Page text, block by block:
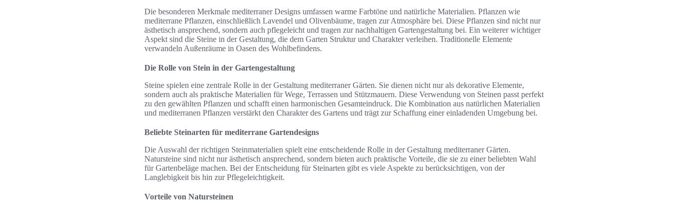
Die besonderen Merkmale mediterraner Designs umfassen warme Farbtöne und natürliche Materialien. Pflanzen wie
mediterrane Pflanzen, einschließlich Lavendel und Olivenbäume, tragen zur Atmosphäre bei. Diese Pflanzen sind nicht nur
ästhetisch ansprechend, sondern auch pflegeleicht und tragen zur nachhaltigen Gartengestaltung bei. Ein weiterer wichtiger
Aspekt sind die Steine in der Gestaltung, die dem Garten Struktur und Charakter verleihen. Traditionelle Elemente
verwandeln Außenräume in Oasen des Wohlbefindens.
Die Rolle von Stein in der Gartengestaltung
Steine spielen eine zentrale Rolle in der Gestaltung mediterraner Gärten. Sie dienen nicht nur als dekorative Elemente,
sondern auch als praktische Materialien für Wege, Terrassen und Stützmauern. Diese Verwendung von Steinen passt perfekt
zu den gewählten Pflanzen und schafft einen harmonischen Gesamteindruck. Die Kombination aus natürlichen Materialien
und mediterranen Pflanzen verstärkt den Charakter des Gartens und trägt zur Schaffung einer einladenden Umgebung bei.
Beliebte Steinarten für mediterrane Gartendesigns
Die Auswahl der richtigen Steinmaterialien spielt eine entscheidende Rolle in der Gestaltung mediterraner Gärten.
Natursteine sind nicht nur ästhetisch ansprechend, sondern bieten auch praktische Vorteile, die sie zu einer beliebten Wahl
für Gartenbeläge machen. Bei der Entscheidung für Steinarten gibt es viele Aspekte zu berücksichtigen, von der
Langlebigkeit bis hin zur Pflegeleichtigkeit.
Vorteile von Natursteinen